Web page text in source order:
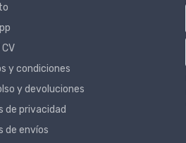
CV
y condiciones
y devoluciones
de privacidad
de envíos